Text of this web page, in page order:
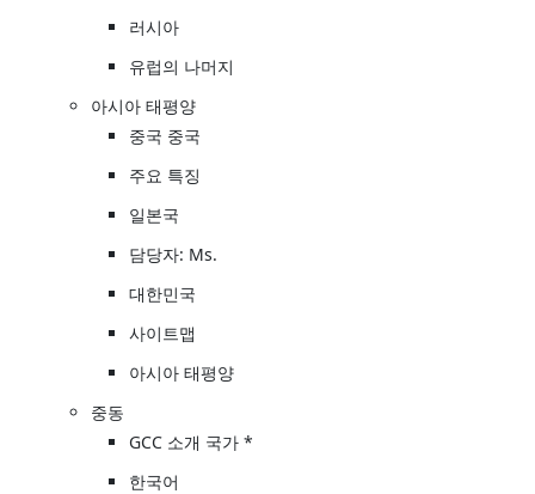
러시아
유럽의 나머지
아시아 태평양
중국 중국
주요 특징
일본국
담당자: Ms.
대한민국
사이트맵
아시아 태평양
중동
GCC 소개 국가 *
한국어